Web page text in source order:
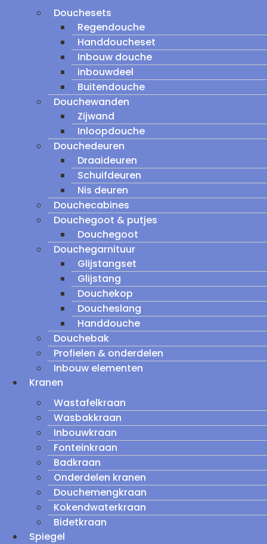
Douchesets
Regendouche
Handdoucheset
Inbouw douche
inbouwdeel
Buitendouche
Douchewanden
Zijwand
Inloopdouche
Douchedeuren
Draaideuren
Schuifdeuren
Nis deuren
Douchecabines
Douchegoot & putjes
Douchegoot
Douchegarnituur
Glijstangset
Glijstang
Douchekop
Doucheslang
Handdouche
Douchebak
Profielen & onderdelen
Inbouw elementen
Kranen
Wastafelkraan
Wasbakkraan
Inbouwkraan
Fonteinkraan
Badkraan
Onderdelen kranen
Douchemengkraan
Kokendwaterkraan
Bidetkraan
Spiegel